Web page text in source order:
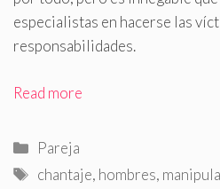
especialistas en hacerse las
responsabilidades.
Read more
Categorías
Pareja
Etiquetas
chantaje, hombres,